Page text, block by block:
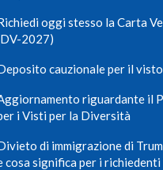
oggi stesso la Carta
2027)
cauzionale per il visto
riguardante il
i Visti per la Diversità
di immigrazione di
cosa significa per i